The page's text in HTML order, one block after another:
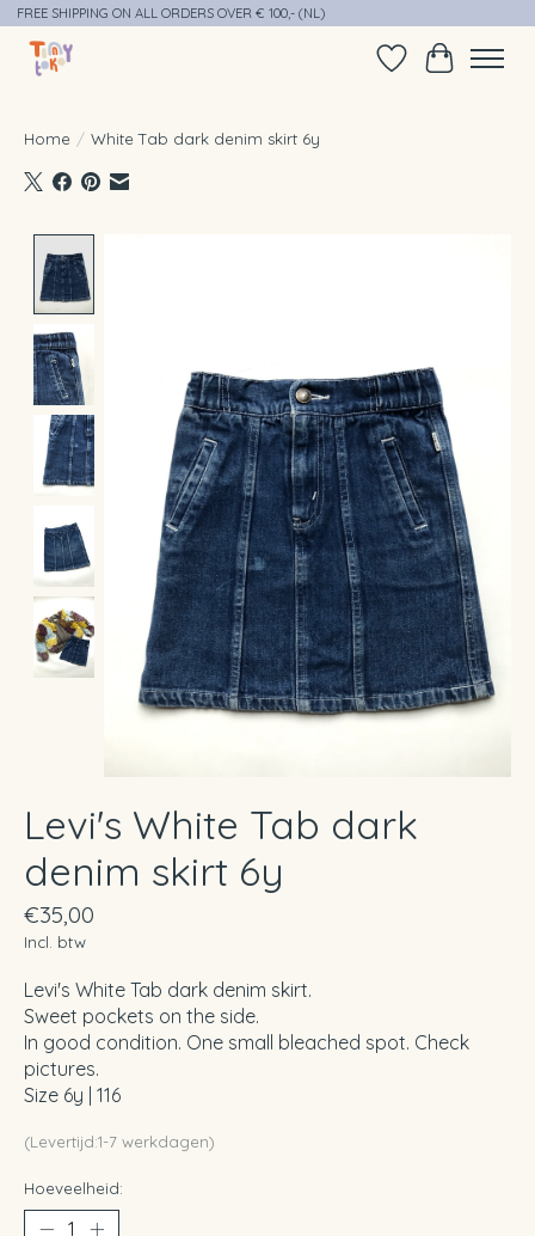
FREE SHIPPING ON ALL ORDERS OVER € 100,- (NL)
Verlanglijst
Home / White Tab dark denim skirt 6y
Levi's White Tab dark
denim skirt 6y
€35,00
Incl. btw
Levi's White Tab dark denim skirt.
Sweet pockets on the side.
In good condition. One small bleached spot. Check
pictures.
Size 6y | 116
(Levertijd:1-7 werkdagen)
Hoeveelheid: